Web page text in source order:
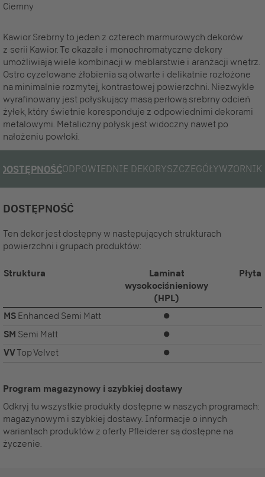
Ciemny
Kawior Srebrny to jeden z czterech marmurowych dekorów
z serii Kawior. Te okazałe i monochromatyczne dekory
umożliwiają wiele kombinacji w meblarstwie i aranżacji wnętrz.
Ostro cyzelowane żłobienia są otwarte i delikatnie rozłożone
na minimalnie rozmytej, kontrastowej powierzchni. Niezwykle
wyrafinowany jest połyskujący masą perłową srebrny odcień
żyłek, który świetnie koresponduje z odpowiednimi dekorami
metalowymi. Metaliczny połysk jest widoczny nawet po
nałożeniu powłoki.
DOSTĘPNOŚĆODPOWIEDNIE DEKORYSZCZEGÓŁY
DOSTĘPNOŚĆ
Ten dekor jest dostępny w następujących strukturach
powierzchni i grupach produktów:
Struktura
Laminat
wysokociśnieniowy
(HPL)
MS Enhanced Semi Matt ⏺
SM Semi Matt ⏺
VVTop Velvet ⏺
Program magazynowy i szybkiej dostawy
Odkryj tu wszystkie produkty dostępne w naszych programach:
magazynowym i szybkiej dostawy. Informacje o innych
wariantach produktów z oferty Pfleiderer są dostępne na
życzenie.